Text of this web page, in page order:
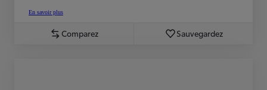
En savoir plus
Comparez Sauvegardez